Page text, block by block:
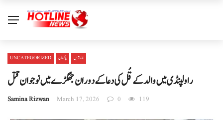
UNCATEGORIZED پاکستان تازہ ترین
راولپنڈی میں والد کے قُل کی دعا کے دوران جھگڑے میں نوجوان قتل
Samina Rizwan March 17, 2026 0 119